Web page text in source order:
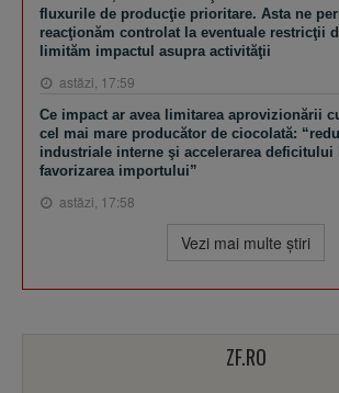
fluxurile de producţie prioritare. Asta ne
reacţionăm controlat la eventuale restricţii
limităm impactul asupra activităţii
astăzi, 17:59
Ce impact ar avea limitarea aprovizionării
cel mai mare producător de ciocolată:
industriale interne şi accelerarea deficitului
favorizarea importului”
astăzi, 17:58
Vezi mai multe ştiri
ZF.RO